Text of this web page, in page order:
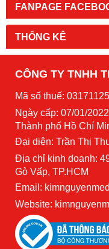
FANPAGE
THỐNG KÊ
CÔNG TY TNHH
Mã số thuế:
Ngày cấp: 07/01/
Thành phố Hồ Chí
Đại diện: Trần Thị
Địa chỉ kinh doanh:
Gò Vấp, TP.HCM
Email:
Website: